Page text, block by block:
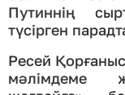
Путиннің
түсірген
Ресей
мәлімдеме